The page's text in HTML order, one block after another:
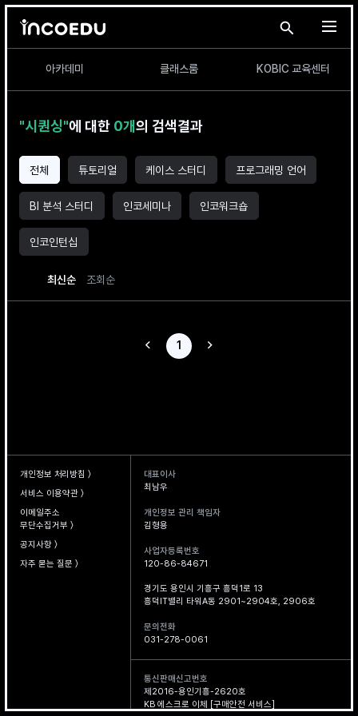
본문 바로가기 search
아카데미 클래스룸 KOBIC 교육센터
"시퀀싱"에 대한 0개의 검색결과
전체 튜토리얼 케이스 스터디 프로그래밍 언어
BI 분석 스터디 인코세미나 인코워크숍
인코인턴십
최신순 조회순
이전 페이지
1
개인정보 처리방침 〉
서비스 이용약관 〉
이메일주소
무단수집거부 〉
공지사항 〉
자주 묻는 질문 〉
대표이사
최남우
개인정보 관리 책임자
김형용
사업자등록번호
120-86-84671
경기도 용인시 기흥구 흥덕1로 13
흥덕IT밸리 타워A동 2901~2904호, 2906호
문의전화
031-278-0061
통신판매신고번호
제2016-용인기흥-2620호
KB 에스크로 이체 [구매안전 서비스]